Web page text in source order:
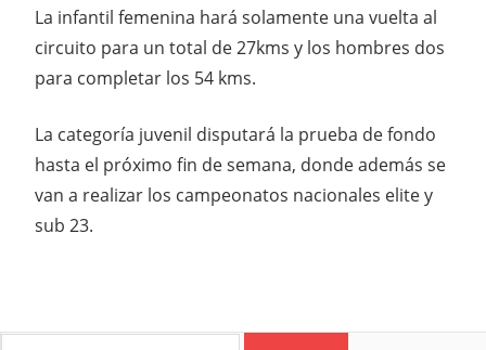
La infantil femenina hará solamente una vuelta al
circuito para un total de 27kms y los hombres dos
para completar los 54 kms.
La categoría juvenil disputará la prueba de fondo
hasta el próximo fin de semana, donde además se
van a realizar los campeonatos nacionales elite y
sub 23.